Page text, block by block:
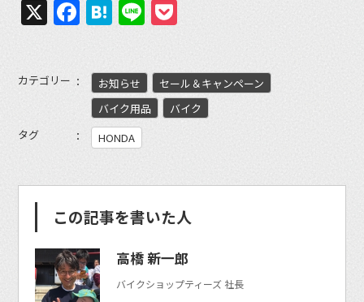
X Facebook
Hatena
Line
カテゴリー お知らせ
セール＆キャンペーン
バイク用品
バイク
タグ
HONDA
この記事を書いた人
高橋 新一郎
バイクショップティーズ 社長